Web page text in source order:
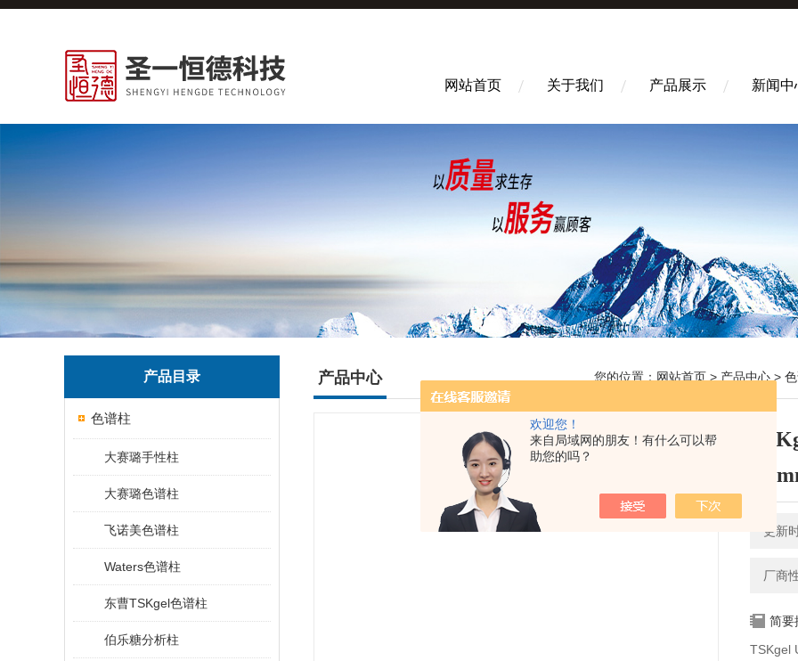
欢迎您！
来自局域网的朋友！有什么可以帮
助您的吗？
网站首页 关于我们 产品展示 新闻中
产品目录
色谱柱
大赛璐手性柱
大赛璐色谱柱
飞诺美色谱柱
Waters色谱柱
东曹TSKgel色谱柱
伯乐糖分析柱
产品中心 您的位置： 网站首页 > 产品中心 >
更新
厂商
简要
TSKgel